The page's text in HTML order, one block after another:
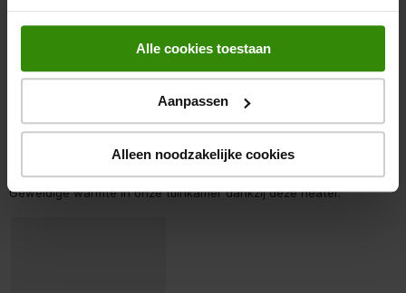
Alle cookies toestaan
Aanpassen
Alleen noodzakelijke cookies
Regionale beoordelingen
Tuinkamer verwarming
Geweldige warmte in onze tuinkamer dankzij deze heater.